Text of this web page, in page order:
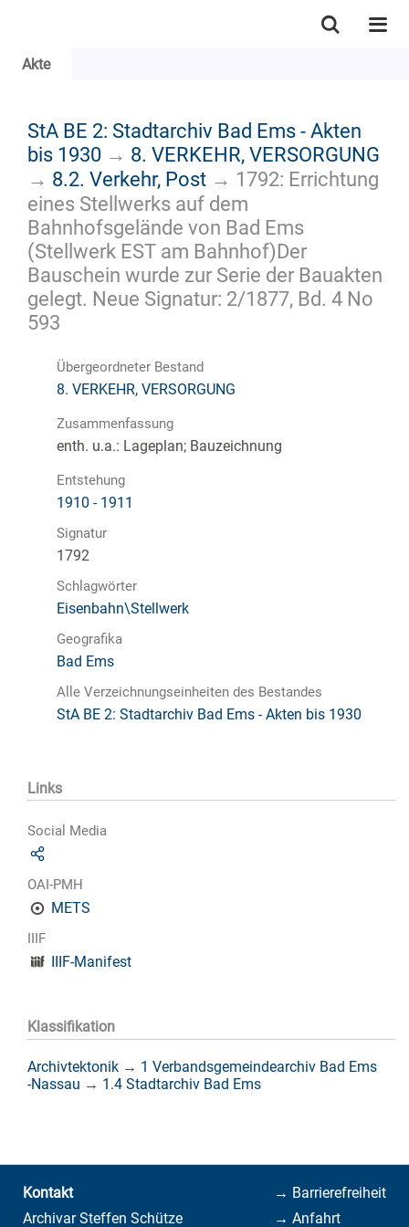
Akte
StA BE 2: Stadtarchiv Bad Ems - Akten
bis 1930 → 8. VERKEHR, VERSORGUNG
→ 8.2. Verkehr, Post → 1792: Errichtung
eines Stellwerks auf dem
Bahnhofsgelände von Bad Ems
(Stellwerk EST am Bahnhof)Der
Bauschein wurde zur Serie der Bauakten
gelegt. Neue Signatur: 2/1877, Bd. 4 No
593
Übergeordneter Bestand
8. VERKEHR, VERSORGUNG
Zusammenfassung
enth. u.a.: Lageplan; Bauzeichnung
Entstehung
1910 - 1911
Signatur
1792
Schlagwörter
Eisenbahn\Stellwerk
Geografika
Bad Ems
Alle Verzeichnungseinheiten des Bestandes
StA BE 2: Stadtarchiv Bad Ems - Akten bis 1930
Links
Social Media
OAI-PMH
METS
IIIF
IIIF-Manifest
Klassifikation
Archivtektonik → 1 Verbandsgemeindearchiv Bad Ems
-Nassau → 1.4 Stadtarchiv Bad Ems
→ Barrierefreiheit
→ Anfahrt
Kontakt
Archivar Steffen Schütze